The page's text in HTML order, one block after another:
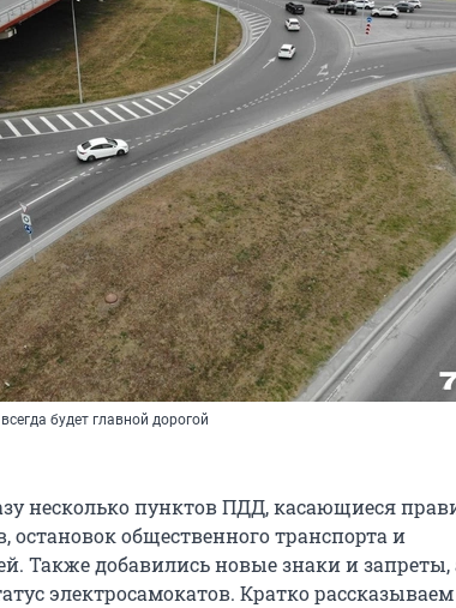
будет главной дорогой
несколько пунктов ПДД, касающиеся
остановок общественного транспорта и
Также добавились новые знаки и запреты,
электросамокатов. Кратко